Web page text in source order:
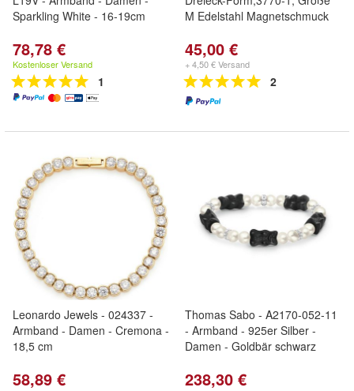
Sparkling White - 16-19cm
78,78 €
Kostenloser Versand
1
M Edelstahl Magnetschmuck
45,00 €
+ 4,50 € Versand
2
Leonardo Jewels - 024337 -
Armband - Damen - Cremona -
18,5 cm
58,89 €
Thomas Sabo - A2170-052-11
- Armband - 925er Silber -
Damen - Goldbär schwarz
238,30 €